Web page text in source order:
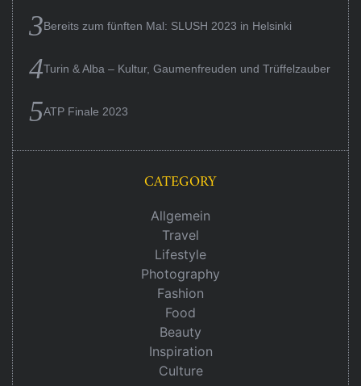
Bereits zum fünften Mal: SLUSH 2023 in Helsinki
Turin & Alba – Kultur, Gaumenfreuden und Trüffelzauber
ATP Finale 2023
CATEGORY
Allgemein
Travel
Lifestyle
Photography
Fashion
Food
Beauty
Inspiration
Culture